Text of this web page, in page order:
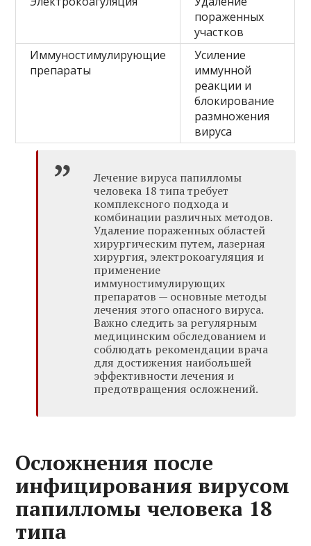
пораженных
участков
Иммуностимулирующие
препараты
Усиление
иммунной
реакции и
блокирование
размножения
вируса
Лечение вируса папилломы
человека 18 типа требует
комплексного подхода и
комбинации различных методов.
Удаление пораженных областей
хирургическим путем, лазерная
хирургия, электрокоагуляция и
применение
иммуностимулирующих
препаратов — основные методы
лечения этого опасного вируса.
Важно следить за регулярным
медицинским обследованием и
соблюдать рекомендации врача
для достижения наибольшей
эффективности лечения и
предотвращения осложнений.
Осложнения после
инфицирования вирусом
папилломы человека 18
типа